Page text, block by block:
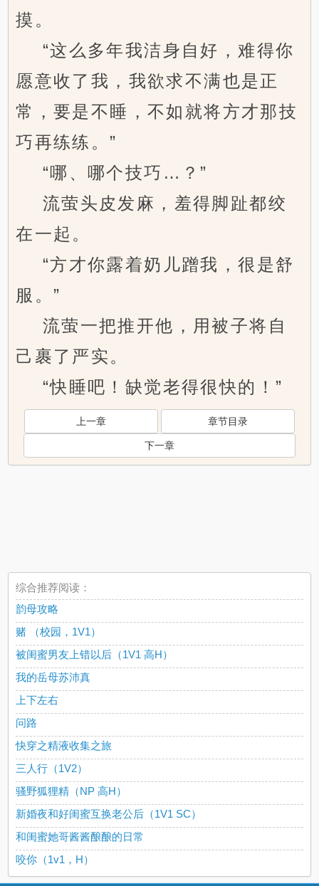
摸。
“这么多年我洁身自好，难得你
愿意收了我，我欲求不满也是正
常，要是不睡，不如就将方才那技
巧再练练。”
“哪、哪个技巧…？”
流萤头皮发麻，羞得脚趾都绞
在一起。
“方才你露着奶儿蹭我，很是舒
服。”
流萤一把推开他，用被子将自
己裹了严实。
“快睡吧！缺觉老得很快的！”
上一章 章节目录
下一章
综合推荐阅读：
韵母攻略
赌 （校园，1V1）
被闺蜜男友上错以后（1V1 高H）
我的岳母苏沛真
上下左右
问路
快穿之精液收集之旅
三人行（1V2）
骚野狐狸精（NP 高H）
新婚夜和好闺蜜互换老公后（1V1 SC）
和闺蜜她哥酱酱酿酿的日常
咬你（1v1，H）